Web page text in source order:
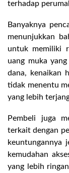
terhadap
Banyaknya
menunjukkan
untuk memiliki
uang muka
dana, kenaikan
tidak menentu
yang lebih
Pembeli juga
terkait dengan
keuntungannya
kemudahan
yang lebih